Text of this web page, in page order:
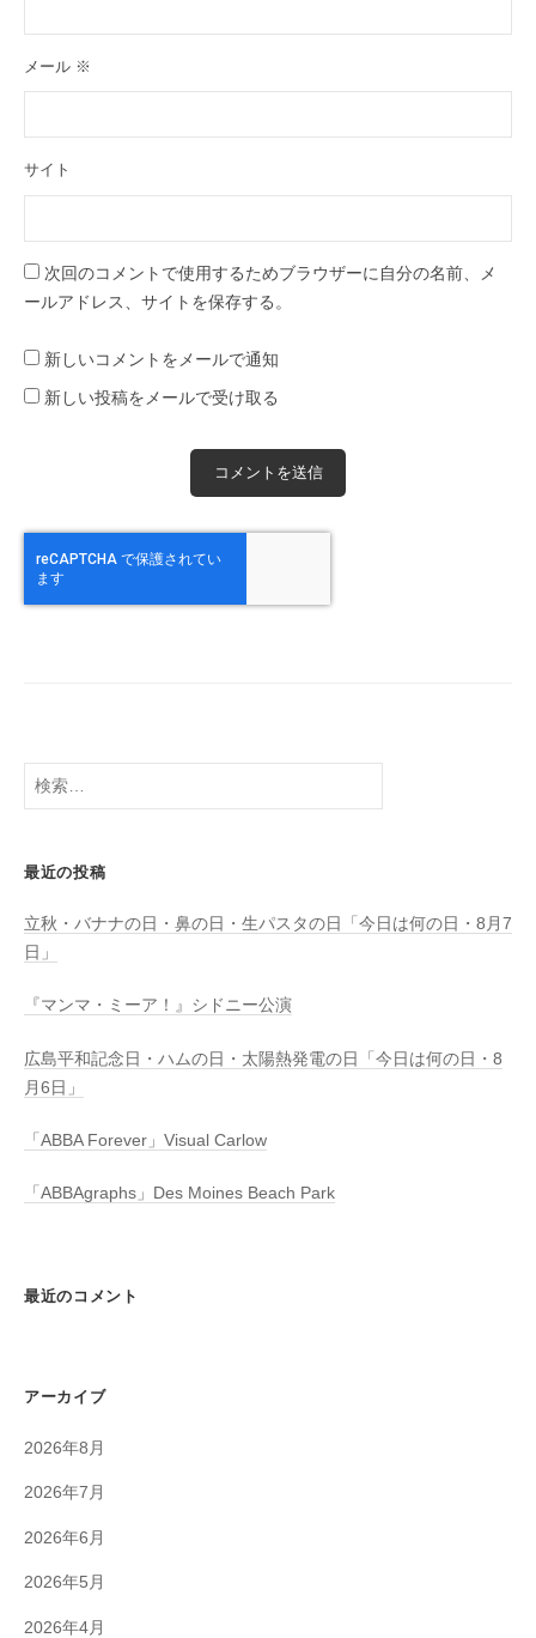
メール ※
サイト
次回のコメントで使用するためブラウザーに自分の名前、メ
ールアドレス、サイトを保存する。
新しいコメントをメールで通知
新しい投稿をメールで受け取る
検
最近の投稿
立秋・バナナの日・鼻の日・生パスタの日「今日は何の日・8月7
日」
『マンマ・ミーア！』シドニー公演
広島平和記念日・ハムの日・太陽熱発電の日「今日は何の日・8
月6日」
「ABBA Forever」Visual Carlow
「ABBAgraphs」Des Moines Beach Park
最近のコメント
アーカイブ
2026年8月
2026年7月
2026年6月
2026年5月
2026年4月